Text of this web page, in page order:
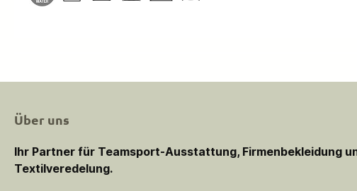
Über uns
Ihr Partner für Teamsport-Ausstattung, Firmenbekleidung
Textilveredelung.